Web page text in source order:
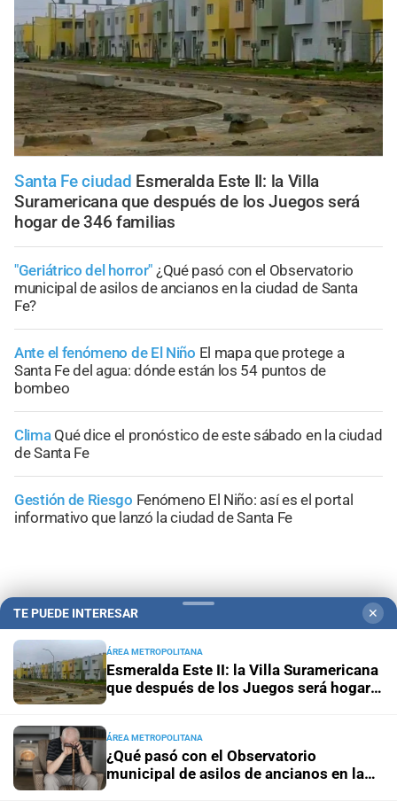
Santa Fe ciudad Esmeralda Este II: la Villa
Suramericana que después de los Juegos será
hogar de 346 familias
"Geriátrico del horror" ¿Qué pasó con el Observatorio
municipal de asilos de ancianos en la ciudad de Santa
Fe?
Ante el fenómeno de El Niño El mapa que protege a
Santa Fe del agua: dónde están los 54 puntos de
bombeo
Clima Qué dice el pronóstico de este sábado en la ciudad
de Santa Fe
Gestión de Riesgo Fenómeno El Niño: así es el portal
informativo que lanzó la ciudad de Santa Fe
+Sucesos
TE PUEDE INTERESAR ✕
ÁREA METROPOLITANA
Esmeralda Este II: la Villa Suramericana
que después de los Juegos será hogar
ÁREA METROPOLITANA
¿Qué pasó con el Observatorio
municipal de asilos de ancianos en la